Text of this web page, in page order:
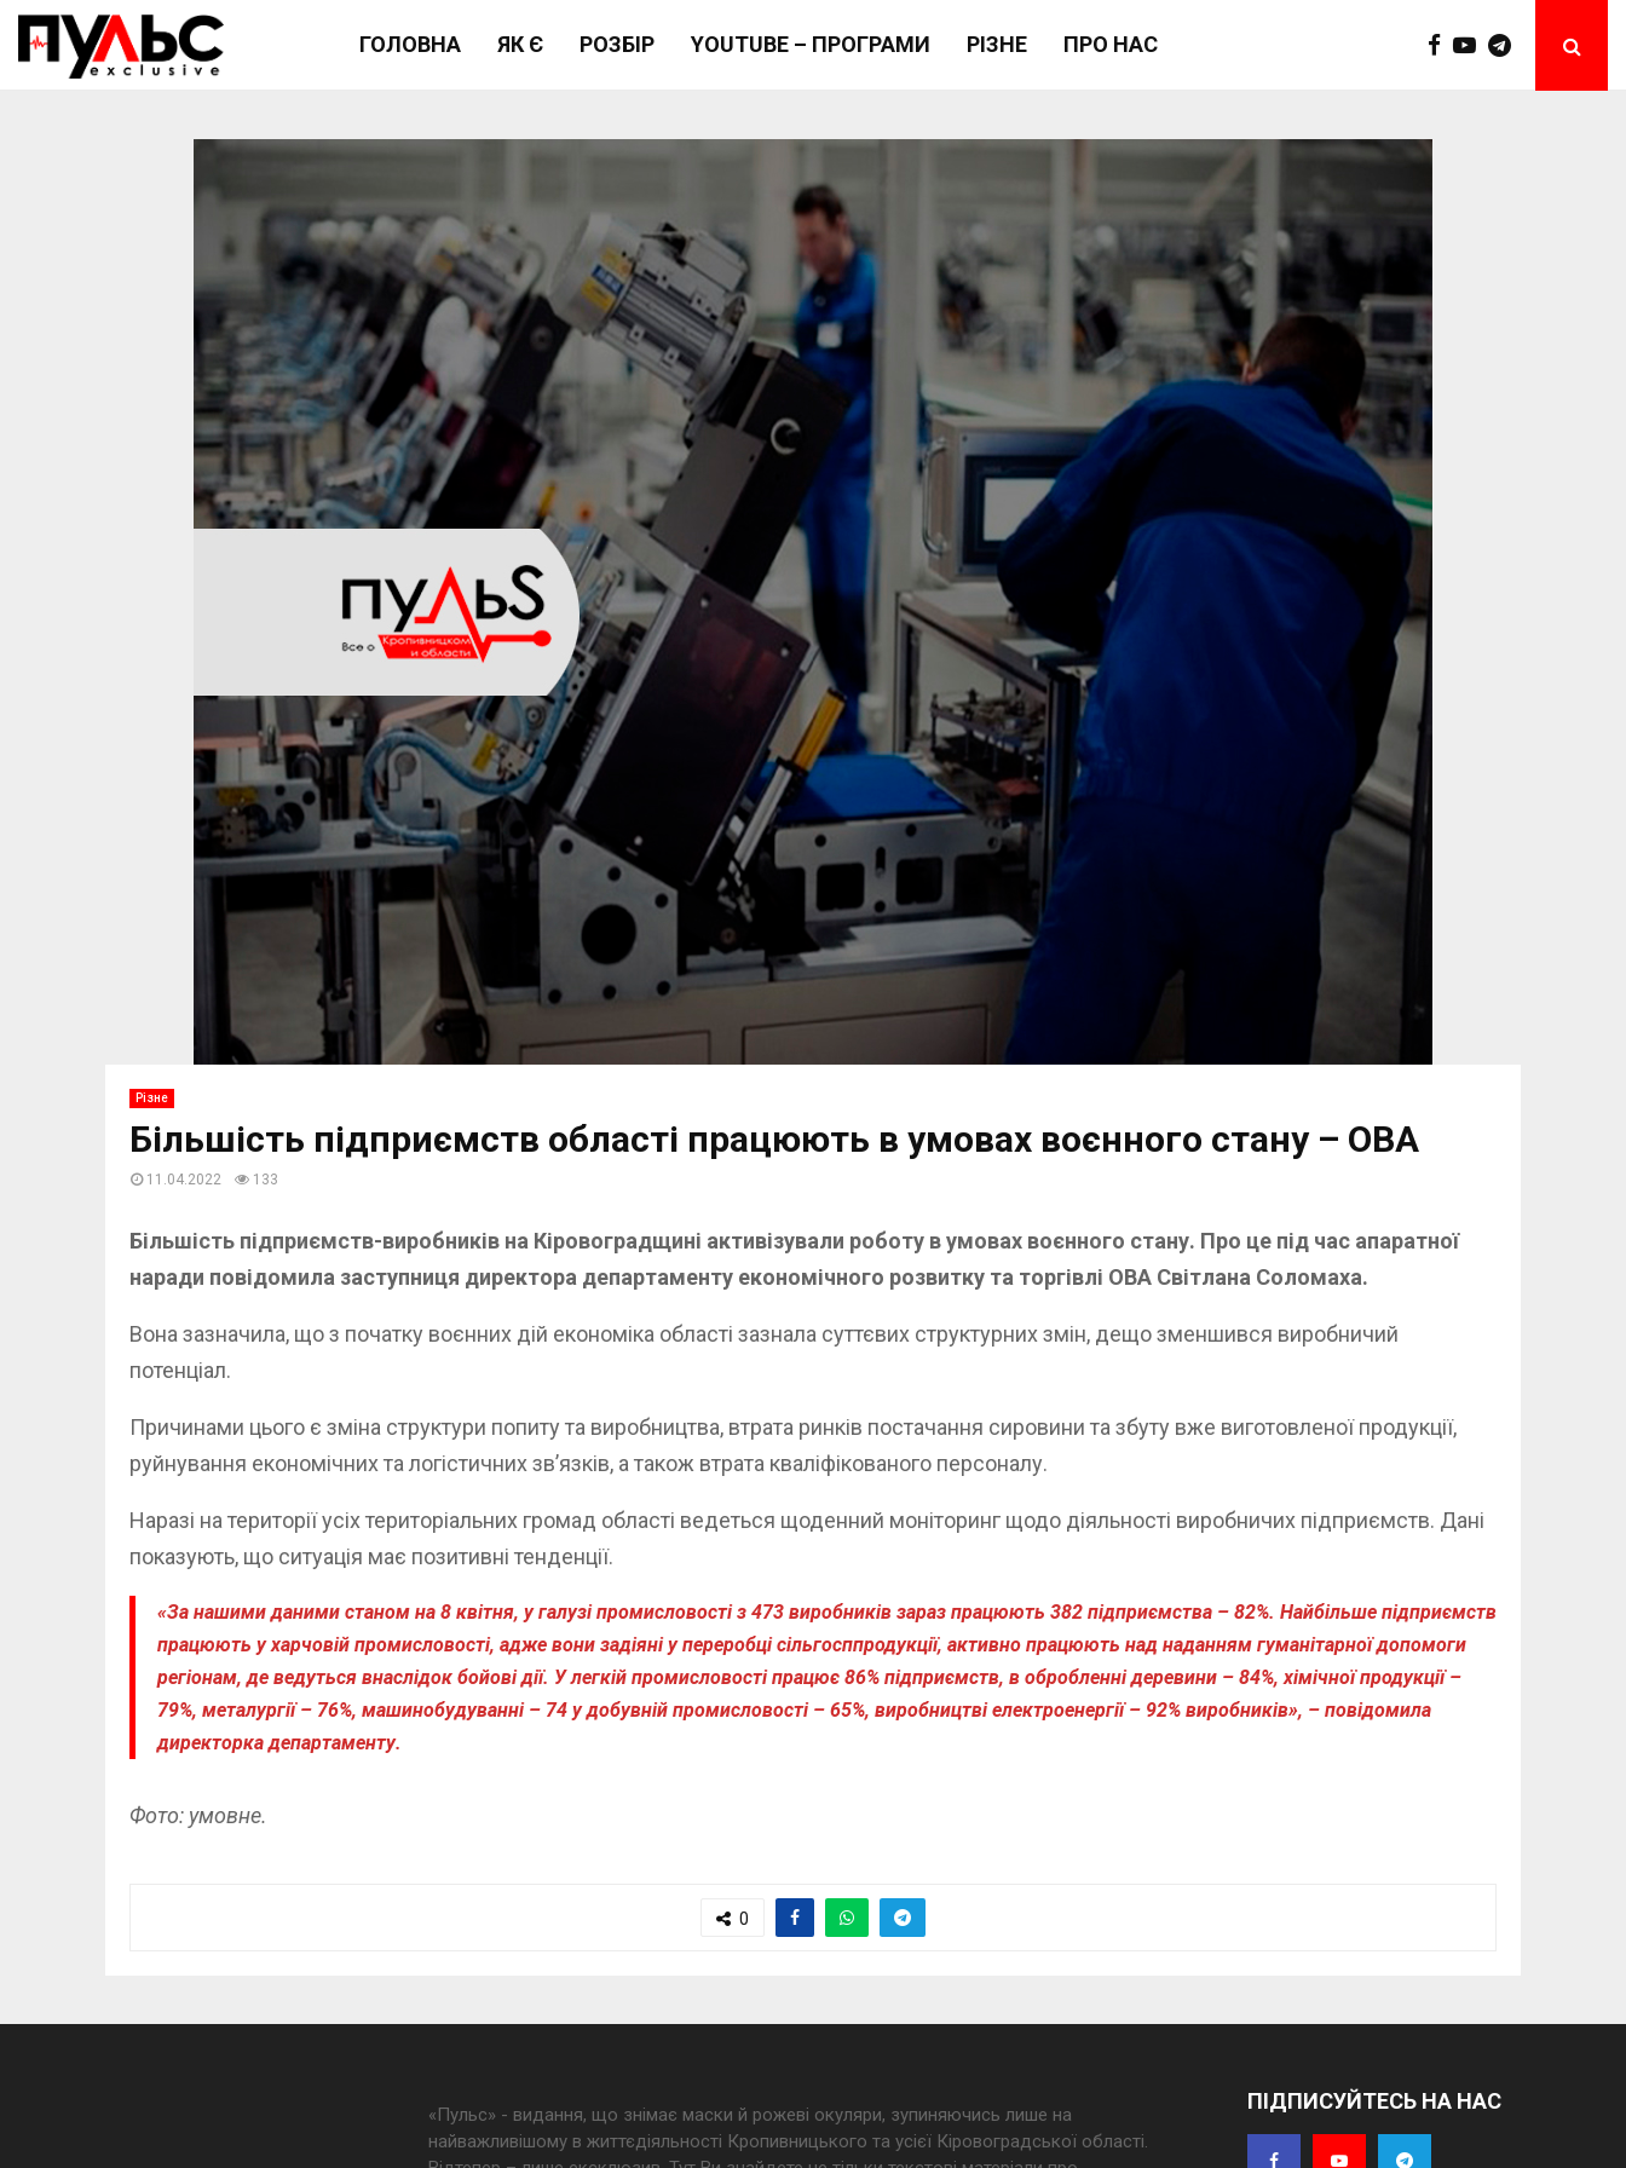
ГОЛОВНА ЯК Є РОЗБІР YOUTUBE – ПРОГРАМИ РІЗНЕ ПРО НАС
Різне
Більшість підприємств області працюють в умовах воєнного стану – ОВА
11.04.2022 133
Більшість підприємств-виробників на Кіровоградщині активізували роботу в умовах воєнного стану. Про це під час апаратної
наради повідомила заступниця директора департаменту економічного розвитку та торгівлі ОВА Світлана Соломаха.
Вона зазначила, що з початку воєнних дій економіка області зазнала суттєвих структурних змін, дещо зменшився виробничий
потенціал.
Причинами цього є зміна структури попиту та виробництва, втрата ринків постачання сировини та збуту вже виготовленої продукції,
руйнування економічних та логістичних зв’язків, а також втрата кваліфікованого персоналу.
Наразі на території усіх територіальних громад області ведеться щоденний моніторинг щодо діяльності виробничих підприємств. Дані
показують, що ситуація має позитивні тенденції.
«За нашими даними станом на 8 квітня, у галузі промисловості з 473 виробників зараз працюють 382 підприємства – 82%. Найбільше підприємств
працюють у харчовій промисловості, адже вони задіяні у переробці сільгосппродукції, активно працюють над наданням гуманітарної допомоги
регіонам, де ведуться внаслідок бойові дії. У легкій промисловості працює 86% підприємств, в обробленні деревини – 84%, хімічної продукції –
79%, металургії – 76%, машинобудуванні – 74 у добувній промисловості – 65%, виробництві електроенергії – 92% виробників», – повідомила
директорка департаменту.
Фото: умовне.
0
«Пульс» - видання, що знімає маски й рожеві окуляри, зупиняючись лише на
найважливішому в життєдіяльності Кропивницького та усієї Кіровоградської області.
ПІДПИСУЙТЕСЬ НА НАС